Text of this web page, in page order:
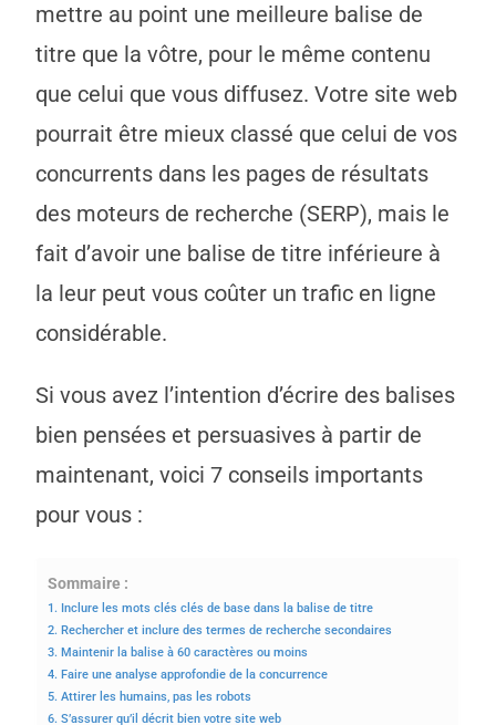
mettre au point une meilleure balise de
titre que la vôtre, pour le même contenu
que celui que vous diffusez. Votre site web
pourrait être mieux classé que celui de vos
concurrents dans les pages de résultats
des moteurs de recherche (SERP), mais le
fait d’avoir une balise de titre inférieure à
la leur peut vous coûter un trafic en ligne
considérable.
Si vous avez l’intention d’écrire des balises
bien pensées et persuasives à partir de
maintenant, voici 7 conseils importants
pour vous :
Sommaire :
1. Inclure les mots clés clés de base dans la balise de titre
2. Rechercher et inclure des termes de recherche secondaires
3. Maintenir la balise à 60 caractères ou moins
4. Faire une analyse approfondie de la concurrence
5. Attirer les humains, pas les robots
6. S’assurer qu’il décrit bien votre site web